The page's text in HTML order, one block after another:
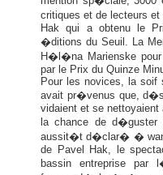
critiques et de lecteurs
Hak qui a obtenu le
�ditions du Seuil. La
H�l�na Marienske pour
par le Prix du Quinze
Pour les novices, la soif
avait pr�venus que,
vidaient et se
la chance de d�guster
aussit�t d�clar� �
de Pavel Hak, le
bassin entreprise par